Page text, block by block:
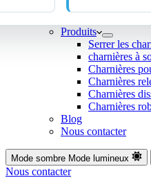
Produits
Serrer les
charnières à
Charnières
Charnières
Charnières
Charnières
Blog
Nous contacter
Mode sombre Mode lumineux
Nous contacter